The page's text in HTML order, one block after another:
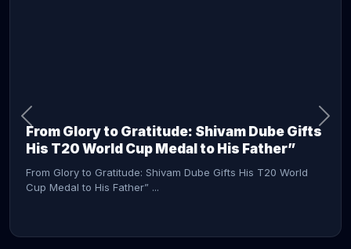
From Glory to Gratitude: Shivam Dube Gifts
His T20 World Cup Medal to His Father”
From Glory to Gratitude: Shivam Dube Gifts His T20 World
Cup Medal to His Father” ...